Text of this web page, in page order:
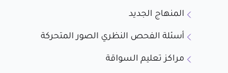
المنهاج الجديد
أسئلة الفحص النظري الصور المتحركة
مراكز تعليم السواقة